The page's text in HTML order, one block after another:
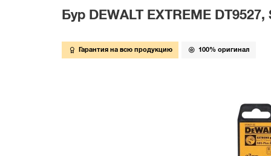
Бур DEWALT EXTREME
Гарантия на всю продукцию 100% оригинал